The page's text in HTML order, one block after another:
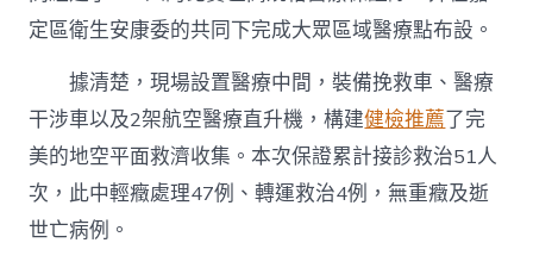
定區衛生安康委的共同下完成大眾區域醫療點布設。
據清楚，現場設置醫療中間，裝備挽救車、醫療
干涉車以及2架航空醫療直升機，構建健檢推薦了完
美的地空平面救濟收集。本次保證累計接診救治51人
次，此中輕癥處理47例、轉運救治4例，無重癥及逝
世亡病例。